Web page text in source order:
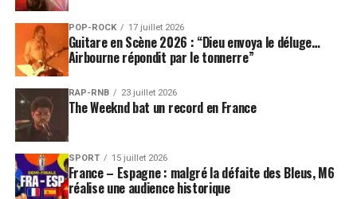
POP-ROCK 17 juillet 2026
Guitare en Scène 2026 : “Dieu envoya le déluge…
Airbourne répondit par le tonnerre”
RAP-RNB 23 juillet 2026
The Weeknd bat un record en France
SPORT 15 juillet 2026
France – Espagne : malgré la défaite des Bleus, M6
réalise une audience historique